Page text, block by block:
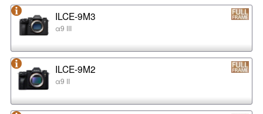
ILCE-9M3
α9 III
ILCE-9M2
α9 II